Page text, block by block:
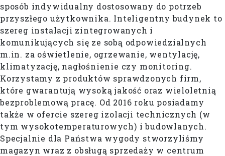
sposób indywidualny dostosowany do potrzeb
przyszłego użytkownika. Inteligentny budynek to
szereg instalacji zintegrowanych i
komunikujących się ze sobą odpowiedzialnych
m.in. za oświetlenie, ogrzewanie, wentylację,
klimatyzację, nagłośnienie czy monitoring.
Korzystamy z produktów sprawdzonych firm,
które gwarantują wysoką jakość oraz wieloletnią
bezproblemową pracę. Od 2016 roku posiadamy
także w ofercie szereg izolacji technicznych (w
tym wysokotemperaturowych) i budowlanych.
Specjalnie dla Państwa wygody stworzyliśmy
magazyn wraz z obsługą sprzedaży w centrum